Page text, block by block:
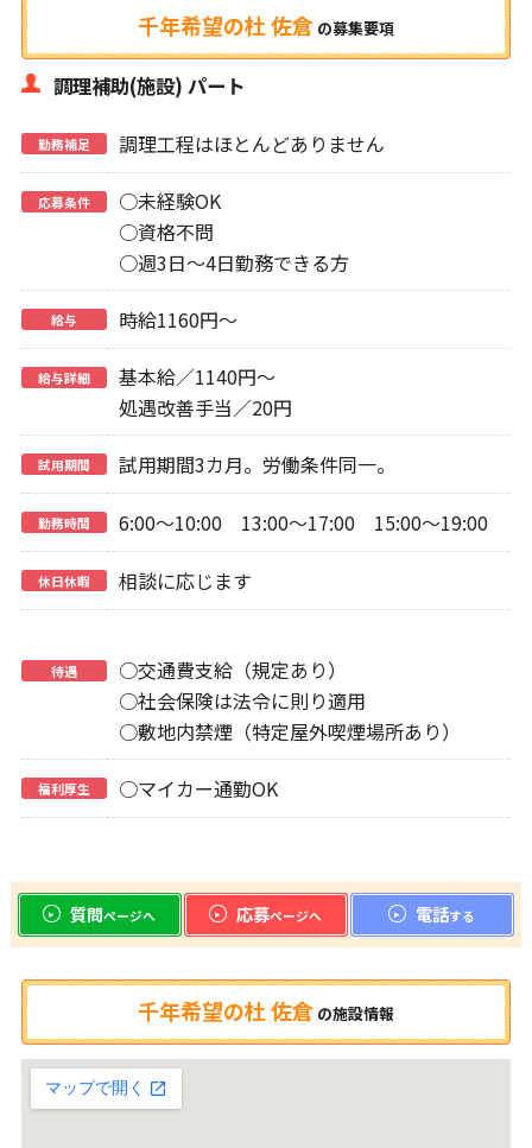
千年希望の杜 佐倉 の募集要項
調理補助(施設) パート
勤務補足 調理工程はほとんどありません
応募条件
○未経験OK
○資格不問
○週3日～4日勤務できる方
給与 時給1160円～
給与詳細
基本給／1140円～
処遇改善手当／20円
試用期間 試用期間3カ月。労働条件同一。
勤務時間 6:00～10:00 13:00～17:00 15:00～19:00
休日休暇 相談に応じます
待遇
○交通費支給（規定あり）
○社会保険は法令に則り適用
○敷地内禁煙（特定屋外喫煙場所あり）
福利厚生 ○マイカー通勤OK
質問ページへ 応募ページへ 電話する
千年希望の杜 佐倉 の施設情報